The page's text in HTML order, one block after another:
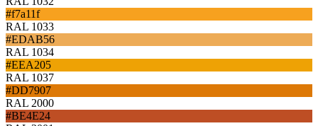
#f7a11f
RAL 1033
#EDAB56
RAL 1034
#EEA205
RAL 1037
#DD7907
RAL 2000
#BE4E24